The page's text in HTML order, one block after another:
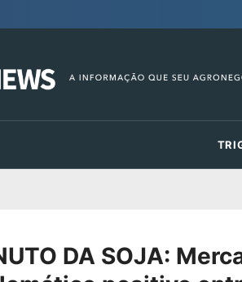
DA SOJA: